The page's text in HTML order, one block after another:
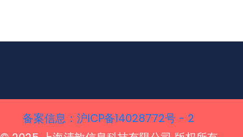
备案信息‌：沪ICP备14028772号 - 2